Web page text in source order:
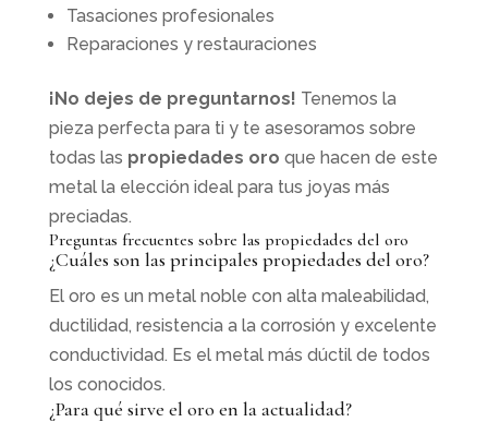
Tasaciones profesionales
Reparaciones y restauraciones
¡No dejes de preguntarnos! Tenemos la
pieza perfecta para ti y te asesoramos sobre
todas las propiedades oro que hacen de este
metal la elección ideal para tus joyas más
preciadas.
Preguntas frecuentes sobre las propiedades del oro
¿Cuáles son las principales propiedades del oro?
El oro es un metal noble con alta maleabilidad,
ductilidad, resistencia a la corrosión y excelente
conductividad. Es el metal más dúctil de todos
los conocidos.
¿Para qué sirve el oro en la actualidad?